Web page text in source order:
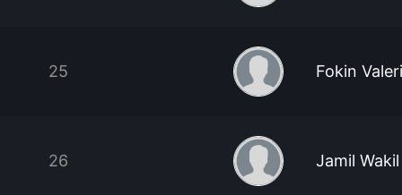
25 Fokin
26 Jamil Wakil